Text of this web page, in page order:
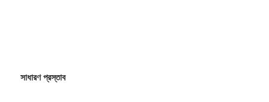
সাধারণ প্রস্তাব